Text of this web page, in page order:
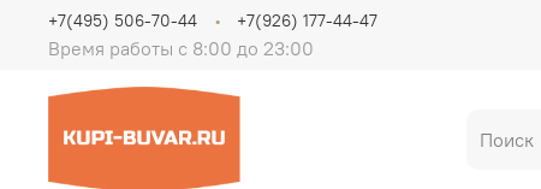
Время работы с 8:00 до 23:00
+7(495) 506-70-44 +7(926) 177-44-47